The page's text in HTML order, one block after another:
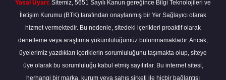
Yasal Uyarı: Sitemiz, 5651 Sayılı Kanun gereğince Bilgi Teknolojileri ve
İletişim Kurumu (BTK) tarafından onaylanmış bir Yer Sağlayıcı olarak
hizmet vermektedir. Bu nedenle, sitedeki içerikleri proaktif olarak
denetleme veya araştırma yükümlülüğümüz bulunmamaktadır. Ancak,
üyelerimiz yazdıkları içeriklerin sorumluluğunu taşımakta olup, siteye
üye olarak bu sorumluluğu kabul etmiş sayılırlar. Bu internet sitesi,
herhangi bir marka, kurum veya şahıs şirketi ile hiçbir bağlantısı